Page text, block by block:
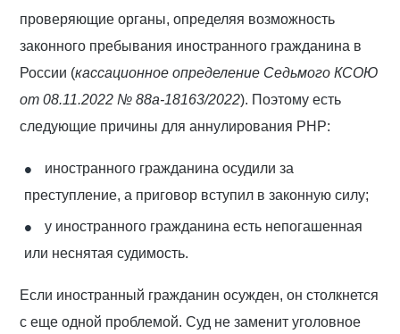
проверяющие органы, определяя возможность
законного пребывания иностранного гражданина в
России (кассационное определение Седьмого КСОЮ
от 08.11.2022 № 88а-18163/2022). Поэтому есть
следующие причины для аннулирования РНР:
иностранного гражданина осудили за
преступление, а приговор вступил в законную силу;
у иностранного гражданина есть непогашенная
или неснятая судимость.
Если иностранный гражданин осужден, он столкнется
с еще одной проблемой. Суд не заменит уголовное